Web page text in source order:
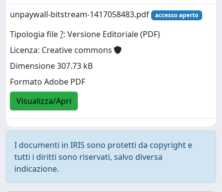
unpaywall-bitstream-1417058483.pdf
accesso aperto
Tipologia file?: Versione Editoriale (PDF)
Licenza: Creative commons
Dimensione 307.73 kB
Formato Adobe PDF
Visualizza/Apri
I documenti in IRIS sono protetti da copyright e
tutti i diritti sono riservati, salvo diversa
indicazione.